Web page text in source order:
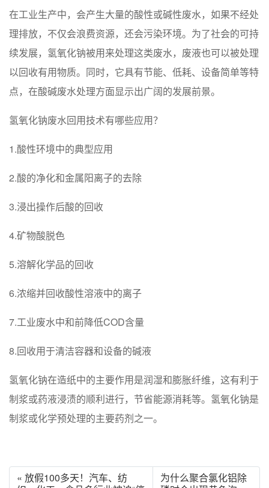
在工业生产中，会产生大量的酸性或碱性废水，如果不经处
理排放，不仅会浪费资源，还会污染环境。为了社会的可持
续发展，氢氧化钠被用来处理这类废水，废液也可以被处理
以回收有用物质。同时，它具有节能、低耗、设备简单等特
点，在酸碱废水处理方面显示出广阔的发展前景。
氢氧化钠废水回用技术有哪些应用？
1.酸性环境中的典型应用
2.酸的净化和金属阳离子的去除
3.浸出操作后酸的回收
4.矿物酸脱色
5.溶解化学品的回收
6.浓缩并回收酸性溶液中的离子
7.工业废水中和前降低COD含量
8.回收用于清洁容器和设备的碱液
氢氧化钠在造纸中的主要作用是润湿和膨胀纤维，这有利于
制浆或药液浸渍的顺利进行，节省能源消耗等。氢氧化钠是
制浆或化学预处理的主要药剂之一。
« 放假100多天！汽车、纺
为什么聚合氯化铝除